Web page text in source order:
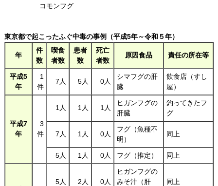
コモンフグ
東京都で起こったふぐ中毒の事例（平成5年～令和５年）
年
件
数
喫食
者数
患者
数
死亡
者数
原因食品 責任の所在等
平成5
年
1
件
7人 5人 0人
シマフグの肝
臓
飲食店（すし
屋）
平成7
年
3
件
1人 1人 1人
ヒガンフグの
肝臓
釣ってきたフ
グ
7人 1人 0人
フグ（魚種不
明）
同上
5人 1人 0人 フグ（推定） 同上
5人 2人 0人
ヒガンフグの
みそ汁（肝
同上